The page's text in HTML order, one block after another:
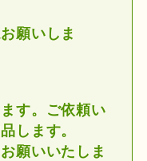
願いしま
す。ご依頼い
します。
願いいたしま